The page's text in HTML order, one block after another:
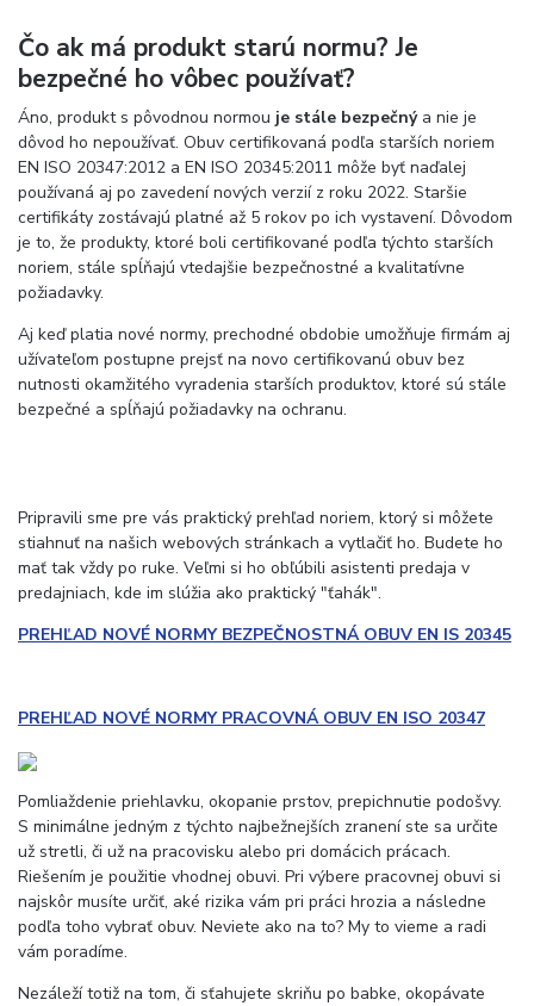
Čo ak má produkt starú normu? Je
bezpečné ho vôbec používať?
Áno, produkt s pôvodnou normou je stále bezpečnýa nie je
dôvod ho nepoužívať. Obuv certifikovaná podľa starších noriem
EN ISO 20347:2012 a EN ISO 20345:2011 môže byť naďalej
používaná aj po zavedení nových verzií z roku 2022. Staršie
certifikáty zostávajú platné až 5 rokov po ich vystavení. Dôvodom
je to, že produkty, ktoré boli certifikované podľa týchto starších
noriem, stále spĺňajú vtedajšie bezpečnostné a kvalitatívne
požiadavky.
Aj keď platia nové normy, prechodné obdobie umožňuje firmám aj
užívateľom postupne prejsť na novo certifikovanú obuv bez
nutnosti okamžitého vyradenia starších produktov, ktoré sú stále
bezpečné a spĺňajú požiadavky na ochranu.
Pripravili sme pre vás praktický prehľad noriem, ktorý si môžete
stiahnuť na našich webových stránkach a vytlačiť ho. Budete ho
mať tak vždy po ruke. Veľmi si ho obľúbili asistenti predaja v
predajniach, kde im slúžia ako praktický "ťahák".
PREHĽAD NOVÉ NORMY BEZPEČNOSTNÁ OBUV EN IS 20345
PREHĽAD NOVÉ NORMY PRACOVNÁ OBUV EN ISO 20347
Pomliaždenie priehlavku, okopanie prstov, prepichnutie podošvy.
S minimálne jedným z týchto najbežnejších zranení ste sa určite
už stretli, či už na pracovisku alebo pri domácich prácach.
Riešením je použitie vhodnej obuvi. Pri výbere pracovnej obuvi si
najskôr musíte určiť, aké rizika vám pri práci hrozia a následne
podľa toho vybrať obuv. Neviete ako na to? My to vieme a radi
vám poradíme.
Nezáleží totiž na tom, či sťahujete skriňu po babke, okopávate